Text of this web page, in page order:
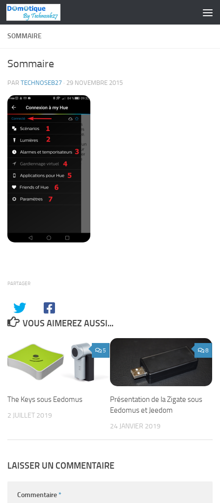
Skip to content
SOMMAIRE
Sommaire
PAR TECHNOSEB27 · 29 NOVEMBRE 2015
PARTAGER
VOUS AIMEREZ AUSSI...
5
The Keys sous Eedomus
2 JUILLET 2019
8
Présentation de la Zigate sous
Eedomus et Jeedom
24 JANVIER 2019
LAISSER UN COMMENTAIRE
Commentaire*